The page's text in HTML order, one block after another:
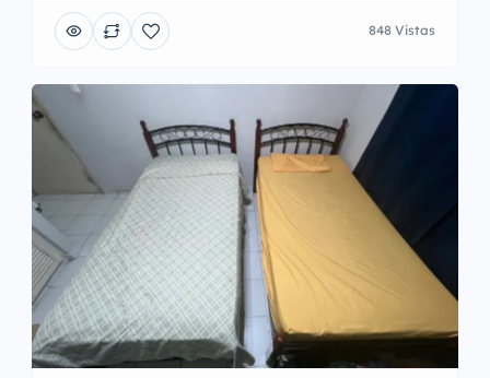
848 Vistas